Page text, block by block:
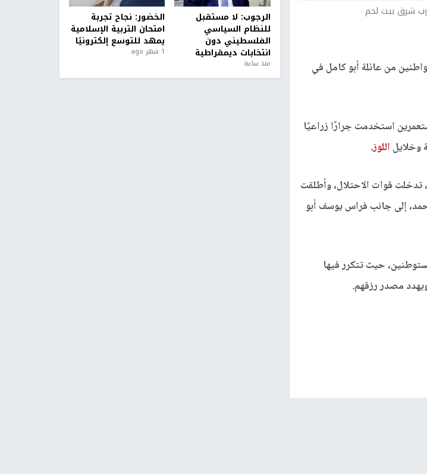
شرق بيت لحم
من عائلة أبو كامل في
استخدمت جرارًا زراعيًا
وخلايل اللوز.
قوات الاحتلال، وأطلقت
إلى جانب فراس يوسف أبو
حيث تتكرر فيها
مصدر رزقهم.
الرجوب: لا مستقبل
للنظام السياسي
الفلسطيني دون
انتخابات ديمقراطية
منذ ساعة
الخضور: نجاح تجربة
امتحان التربية الإسلامية
يمهد للتوسع إلكترونيًا
1 شهر ago